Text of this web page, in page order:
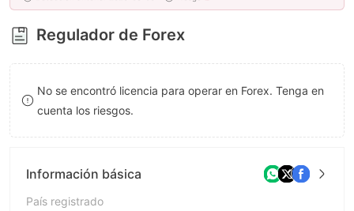
6
7
8
9
Regulador de Forex
No se encontró licencia para operar en Forex. Tenga en
cuenta los riesgos.
Información básica
País registrado